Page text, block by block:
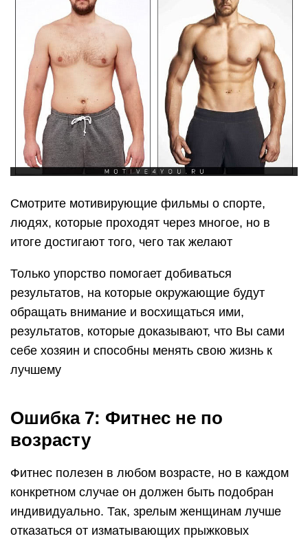
Смотрите мотивирующие фильмы о спорте,
людях, которые проходят через многое, но в
итоге достигают того, чего так желают
Только упорство помогает добиваться
результатов, на которые окружающие будут
обращать внимание и восхищаться ими,
результатов, которые доказывают, что Вы сами
себе хозяин и способны менять свою жизнь к
лучшему
Ошибка 7: Фитнес не по
возрасту
Фитнес полезен в любом возрасте, но в каждом
конкретном случае он должен быть подобран
индивидуально. Так, зрелым женщинам лучше
отказаться от изматывающих прыжковых